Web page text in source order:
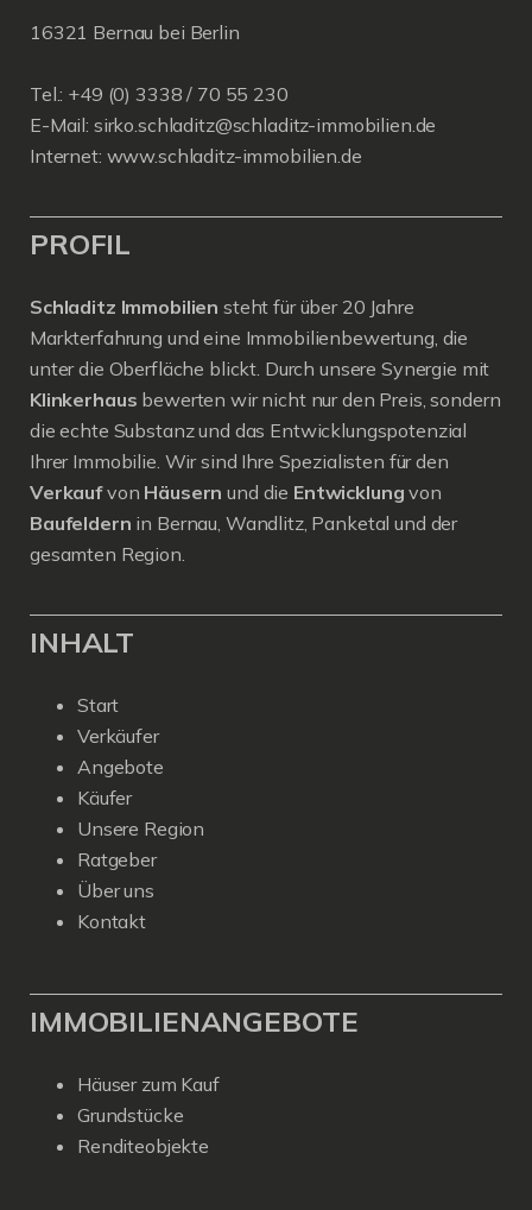
16321 Bernau bei Berlin
Tel.: +49 (0) 3338 / 70 55 230
E-Mail: sirko.schladitz@schladitz-immobilien.de
Internet: www.schladitz-immobilien.de
PROFIL
Schladitz Immobilien steht für über 20 Jahre
Markterfahrung und eine Immobilienbewertung, die
unter die Oberfläche blickt. Durch unsere Synergie mit
Klinkerhaus bewerten wir nicht nur den Preis, sondern
die echte Substanz und das Entwicklungspotenzial
Ihrer Immobilie. Wir sind Ihre Spezialisten für den
Verkaufvon Häusern und die Entwicklung von
Baufeldern in Bernau, Wandlitz, Panketal und der
gesamten Region.
INHALT
Start
Verkäufer
Angebote
Käufer
Unsere Region
Ratgeber
Über uns
Kontakt
IMMOBILIENANGEBOTE
Häuser zum Kauf
Grundstücke
Renditeobjekte